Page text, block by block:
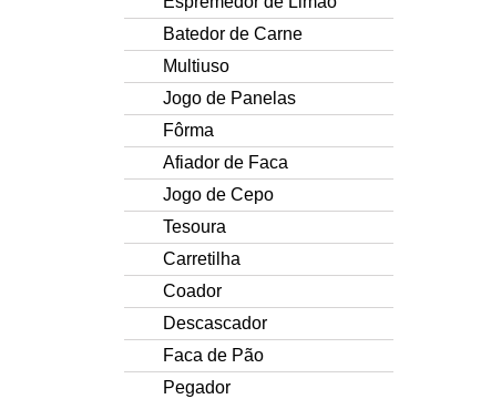
Batedor de Carne
Multiuso
Jogo de Panelas
Fôrma
Afiador de Faca
Jogo de Cepo
Tesoura
Carretilha
Coador
Descascador
Faca de Pão
Pegador